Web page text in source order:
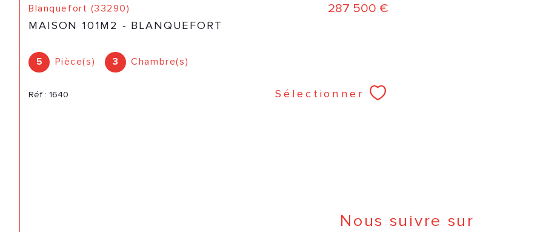
Blanquefort (33290)
MAISON 101M2 - BLANQUEFORT
287 500 €
5 Pièce(s) 3 Chambre(s)
Réf : 1640 Sélectionner
Nous suivre sur